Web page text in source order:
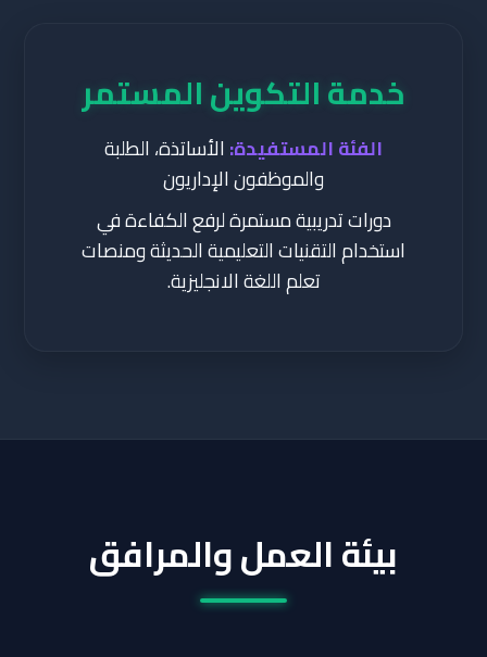
خدمة التكوين المستمر
الفئة المستفيدة: الأساتذة، الطلبة
والموظفون الإداريون
دورات تدريبية مستمرة لرفع الكفاءة في
استخدام التقنيات التعليمية الحديثة ومنصات
تعلم اللغة الانجليزية.
بيئة العمل والمرافق